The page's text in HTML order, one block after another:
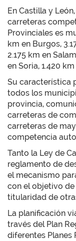
En Castilla y
carreteras
Provinciales es
km en Burgos,
2.175 km en
en Soria, 1.420
Su característica
todos los
provincia,
carreteras de
carreteras de
competencia
Tanto la Ley de
reglamento de
el mecanismo
con el objetivo de
titularidad de
La planificación
través del Plan
diferentes Planes